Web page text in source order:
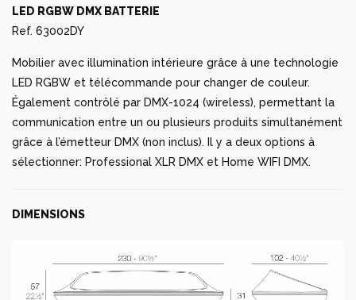
LED RGBW DMX BATTERIE
Ref. 63002DY
Mobilier avec illumination intérieure grâce à une technologie
LED RGBW et télécommande pour changer de couleur.
Également contrôlé par DMX-1024 (wireless), permettant la
communication entre un ou plusieurs produits simultanément
grâce à l’émetteur DMX (non inclus). Il y a deux options à
sélectionner: Professional XLR DMX et Home WIFI DMX.
DIMENSIONS